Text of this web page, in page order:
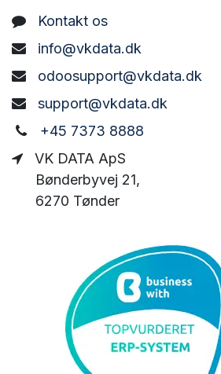
Kontakt os
info@vkdata.dk
odoosupport@vkdata.dk
support@vkdata.dk
+45 7373 8888
VK DATA ApS
Bønderbyvej 21,
6270 Tønder